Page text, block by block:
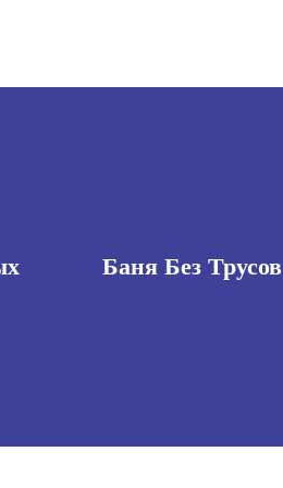
Баня Без Трусов